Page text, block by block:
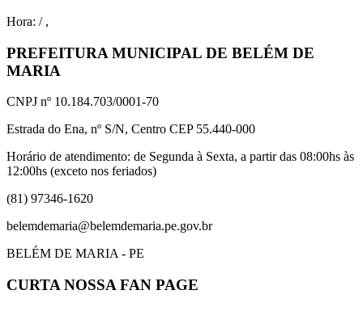
Hora: / ,
PREFEITURA MUNICIPAL DE BELÉM DE
MARIA
CNPJ nº 10.184.703/0001-70
Estrada do Ena, nº S/N, Centro CEP 55.440-000
Horário de atendimento: de Segunda à Sexta, a partir das 08:00hs às
12:00hs (exceto nos feriados)
(81) 97346-1620
belemdemaria@belemdemaria.pe.gov.br
BELÉM DE MARIA - PE
CURTA NOSSA FAN PAGE